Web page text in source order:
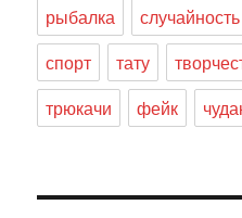
рыбалка
случайность
спорт
тату
трюкачи
фейк